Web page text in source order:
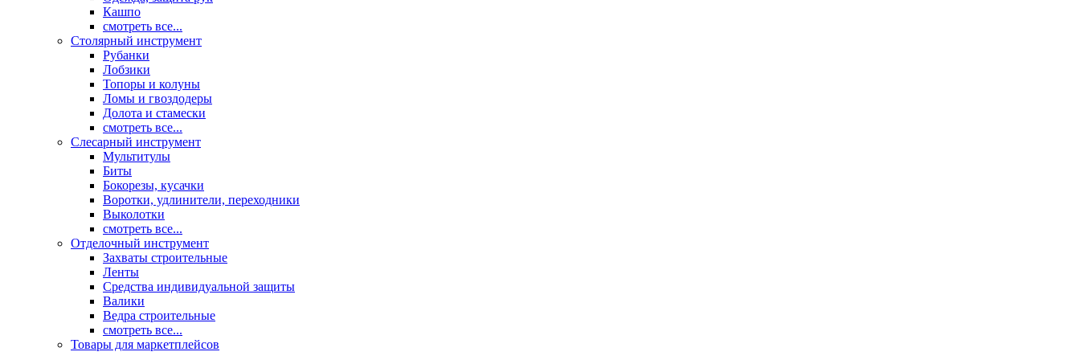
Кашпо
смотреть все...
Столярный инструмент
Рубанки
Лобзики
Топоры и колуны
Ломы и гвоздодеры
Долота и стамески
смотреть все...
Слесарный инструмент
Мультитулы
Биты
Бокорезы, кусачки
Воротки, удлинители, переходники
Выколотки
смотреть все...
Отделочный инструмент
Захваты строительные
Ленты
Средства индивидуальной защиты
Валики
Ведра строительные
смотреть все...
Товары для маркетплейсов